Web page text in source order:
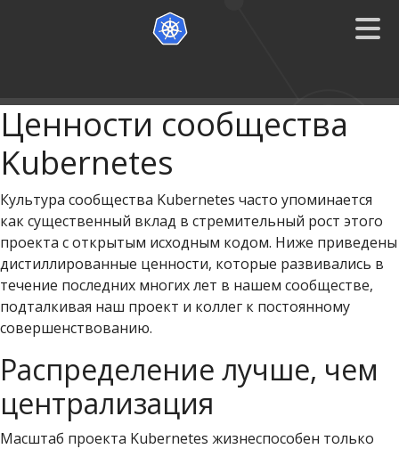
Ценности сообщества
Kubernetes
Культура сообщества Kubernetes часто упоминается
как существенный вклад в стремительный рост этого
проекта с открытым исходным кодом. Ниже приведены
дистиллированные ценности, которые развивались в
течение последних многих лет в нашем сообществе,
подталкивая наш проект и коллег к постоянному
совершенствованию.
Распределение лучше, чем
централизация
Масштаб проекта Kubernetes жизнеспособен только